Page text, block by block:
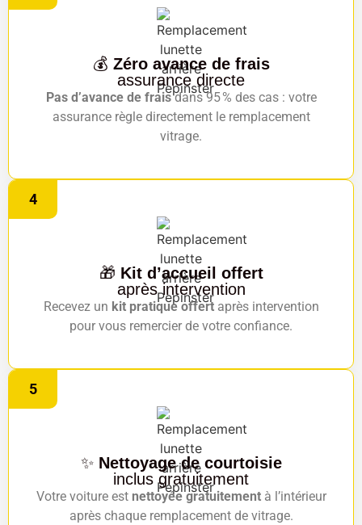
💰 Zéro avance de frais
assurance directe
Pas d’avance de fraisdans 95 % des cas : votre
assurance règle directement le remplacement
vitrage.
4
🎁 Kit d’accueil offert
après intervention
Recevez un kit pratique offertaprès intervention
pour vous remercier de votre confiance.
5
✨ Nettoyage de courtoisie
inclus gratuitement
Votre voiture est nettoyée gratuitementà l’intérieur
après chaque remplacement de vitrage.